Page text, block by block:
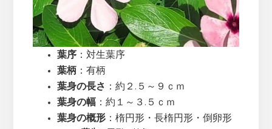
葉序：対生葉序
葉柄 ：有柄
葉身の長さ ：約２.５～９ｃｍ
葉身の幅 ：約１～３.５ｃｍ
葉身の概形：楕円形・長楕円形・倒卵形